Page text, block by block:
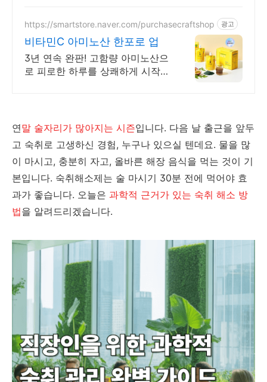
https://smartstore.naver.com/purchasecraftshop 광고
비타민C 아미노산 한포로 업
3년 연속 완판! 고함량 아미노산으
로 피로한 하루를 상쾌하게 시작해
연말 술자리가 많아지는 시즌입니다. 다음 날 출근을 앞두
고 숙취로 고생하신 경험, 누구나 있으실 텐데요. 물을 많
이 마시고, 충분히 자고, 올바른 해장 음식을 먹는 것이 기
본입니다. 숙취해소제는 술 마시기 30분 전에 먹어야 효
과가 좋습니다. 오늘은 과학적 근거가 있는 숙취 해소 방
법을 알려드리겠습니다.